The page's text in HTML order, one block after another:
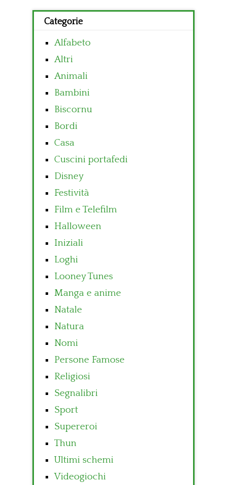
Categorie
Alfabeto
Altri
Animali
Bambini
Biscornu
Bordi
Casa
Cuscini portafedi
Disney
Festività
Film e Telefilm
Halloween
Iniziali
Loghi
Looney Tunes
Manga e anime
Natale
Natura
Nomi
Persone Famose
Religiosi
Segnalibri
Sport
Supereroi
Thun
Ultimi schemi
Videogiochi